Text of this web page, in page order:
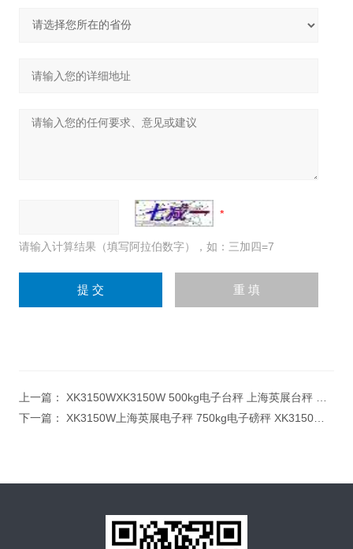
请输入计算结果（填写阿拉伯数字），如：三加四=7
上一篇： XK3150WXK3150W 500kg电子台秤 上海英展台秤 上海英展电子有限公司
下一篇： XK3150W上海英展电子秤 750kg电子磅秤 XK3150W电子磅称 英展电子秤维修